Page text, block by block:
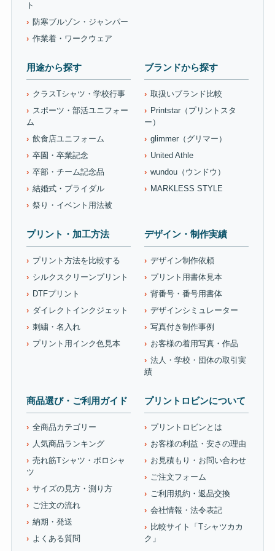
ト
防寒ブルゾン・ジャンパー
作業着・ワークウェア
用途から探す
クラスTシャツ・学校行事
スポーツ・部活ユニフォー
ム
飲食店ユニフォーム
卒園・卒業記念
卒部・チーム記念品
結婚式・ブライダル
祭り・イベント用法被
ブランドから探す
取扱いブランド比較
Printstar（プリントスタ
ー）
glimmer（グリマー）
United Athle
wundou（ウンドウ）
MARKLESS STYLE
プリント・加工方法
プリント方法を比較する
シルクスクリーンプリント
DTFプリント
ダイレクトインクジェット
刺繍・名入れ
プリント用インク色見本
デザイン・制作実績
デザイン制作依頼
プリント用書体見本
背番号・番号用書体
デザインシミュレーター
写真付き制作事例
お客様の着用写真・作品
法人・学校・団体の取引実
績
商品選び・ご利用ガイド
全商品カテゴリー
人気商品ランキング
売れ筋Tシャツ・ポロシャ
ツ
サイズの見方・測り方
ご注文の流れ
納期・発送
よくある質問
プリントロビンについて
プリントロビンとは
お客様の利益・安さの理由
お見積もり・お問い合わせ
ご注文フォーム
ご利用規約・返品交換
会社情報・法令表記
比較サイト「Tシャツカカ
ク」